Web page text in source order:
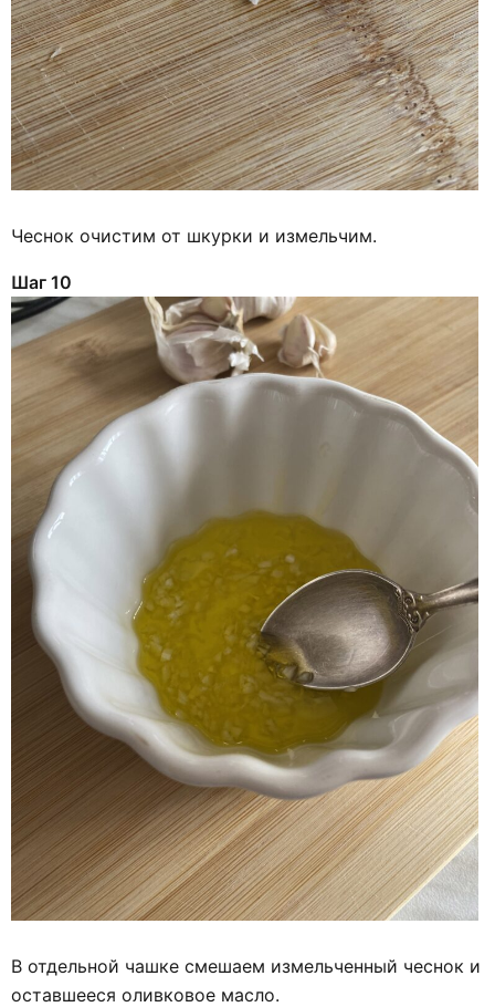
Чеснок очистим от шкурки и измельчим.
Шаг 10
В отдельной чашке смешаем измельченный чеснок и
оставшееся оливковое масло.